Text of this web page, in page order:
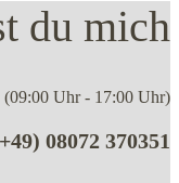
du mich
(09:00 Uhr - 17:00 Uhr)
08072 370351